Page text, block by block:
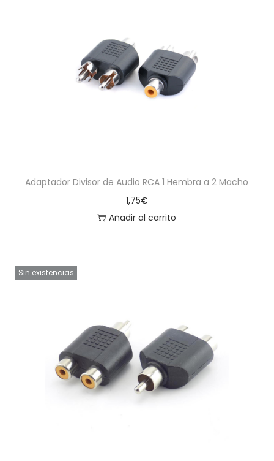
Adaptador Divisor de Audio RCA 1 Hembra a 2 Macho
1,75€
Añadir al carrito
Sin existencias